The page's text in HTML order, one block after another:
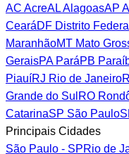
AC AcreALAlagoasAP
CearáDF Distrito Federal
MaranhãoMT Mato
GeraisPAParáPB
PiauíRJ Rio de Janeiro
Grande do Sul RO
CatarinaSP São Paulo
Principais Cidades
São Paulo - SPRio de